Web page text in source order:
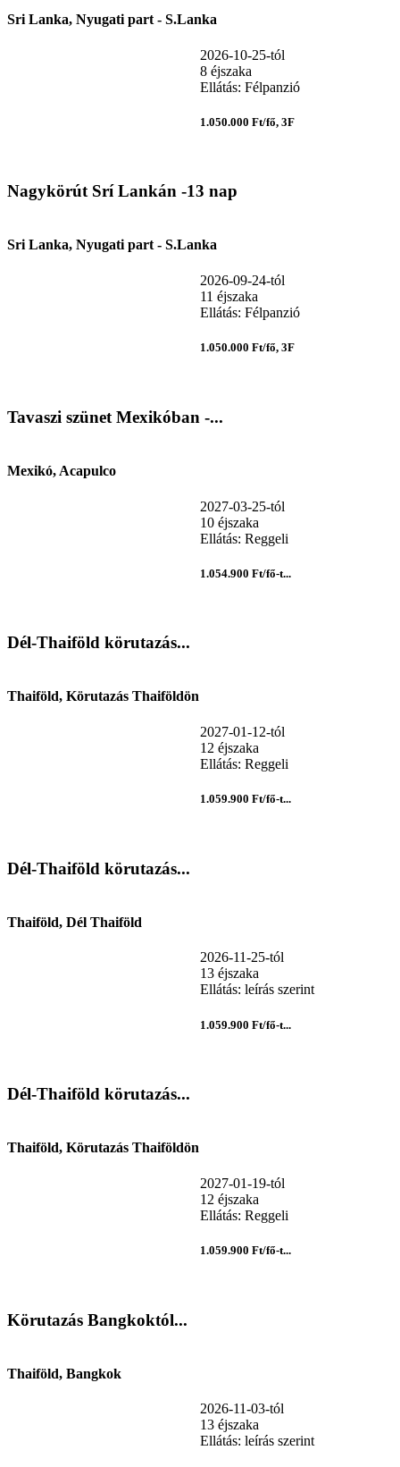
Sri Lanka, Nyugati part - S.Lanka
2026-10-25-tól
8 éjszaka
Ellátás: Félpanzió
1.050.000 Ft/fő, 3F
Nagykörút Srí Lankán -13 nap
Sri Lanka, Nyugati part - S.Lanka
2026-09-24-tól
11 éjszaka
Ellátás: Félpanzió
1.050.000 Ft/fő, 3F
Tavaszi szünet Mexikóban -...
Mexikó, Acapulco
2027-03-25-tól
10 éjszaka
Ellátás: Reggeli
1.054.900 Ft/fő-t...
Dél-Thaiföld körutazás...
Thaiföld, Körutazás Thaiföldön
2027-01-12-tól
12 éjszaka
Ellátás: Reggeli
1.059.900 Ft/fő-t...
Dél-Thaiföld körutazás...
Thaiföld, Dél Thaiföld
2026-11-25-tól
13 éjszaka
Ellátás: leírás szerint
1.059.900 Ft/fő-t...
Dél-Thaiföld körutazás...
Thaiföld, Körutazás Thaiföldön
2027-01-19-tól
12 éjszaka
Ellátás: Reggeli
1.059.900 Ft/fő-t...
Körutazás Bangkoktól...
Thaiföld, Bangkok
2026-11-03-tól
13 éjszaka
Ellátás: leírás szerint